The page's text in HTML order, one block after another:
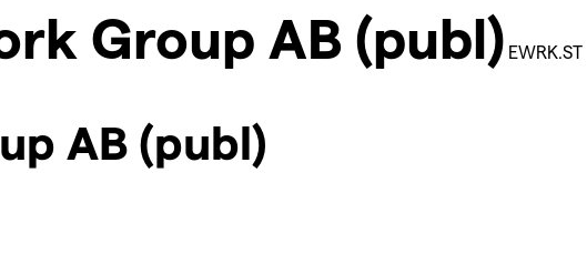
Group AB (publ) EWRK.ST
AB (publ)